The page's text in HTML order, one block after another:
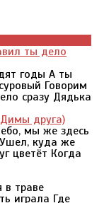
ты дело
годы А ты
Говорим
сразу Дядька
друга)
мы же здесь
куда же
цветёт Когда
в траве
играла Где